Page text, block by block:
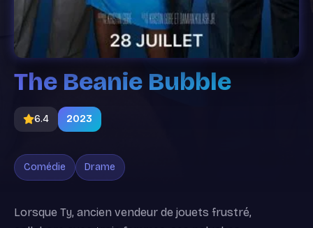
The Beanie Bubble
6.4 2023
Comédie Drame
Lorsque Ty, ancien vendeur de jouets frustré,